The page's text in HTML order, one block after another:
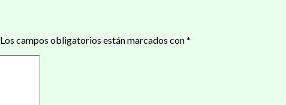
Los campos obligatorios están marcados con*